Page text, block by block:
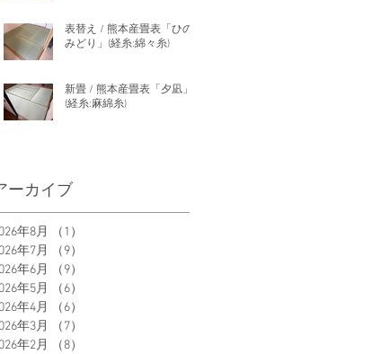
表替え / 熊本産畳表「ひの
みどり」(経糸:綿々糸)
新畳 / 熊本産畳表「夕凪」
(経糸:麻綿糸)
ーカイブ
年8月 （1）
年7月
（9）
年6月
（9）
年5月
（6）
年4月
（6）
年3月
（7）
年2月
（8）